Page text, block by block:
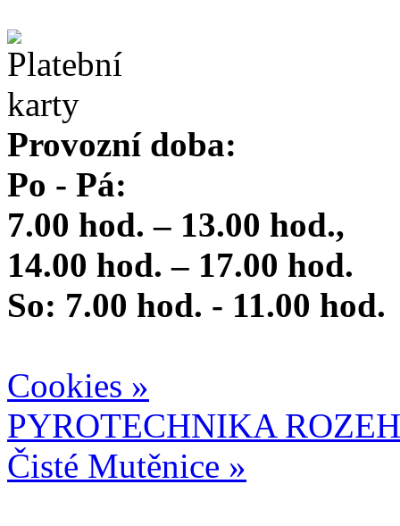
Provozní doba:
Po - Pá:
7.00 hod. – 13.00 hod.,
14.00 hod. – 17.00 hod.
So: 7.00 hod. - 11.00 hod.
Cookies »
PYROTECHNIKA
Čisté Mutěnice »